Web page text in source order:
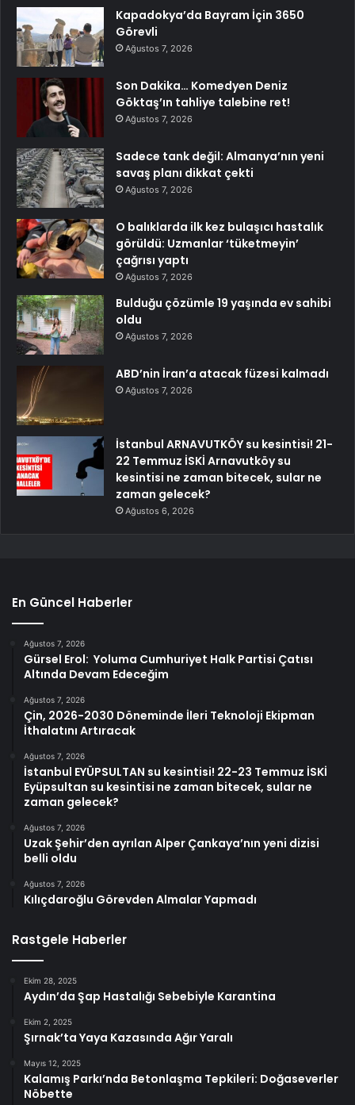
Kapadokya’da Bayram İçin 3650
Görevli
Ağustos 7, 2026
Son Dakika… Komedyen Deniz
Göktaş’ın tahliye talebine ret!
Ağustos 7, 2026
Sadece tank değil: Almanya’nın yeni
savaş planı dikkat çekti
Ağustos 7, 2026
O balıklarda ilk kez bulaşıcı hastalık
görüldü: Uzmanlar ‘tüketmeyin’
çağrısı yaptı
Ağustos 7, 2026
Bulduğu çözümle 19 yaşında ev sahibi
oldu
Ağustos 7, 2026
ABD’nin İran’a atacak füzesi kalmadı
Ağustos 7, 2026
İstanbul ARNAVUTKÖY su kesintisi! 21-
22 Temmuz İSKİ Arnavutköy su
kesintisi ne zaman bitecek, sular ne
zaman gelecek?
Ağustos 6, 2026
En Güncel Haberler
Ağustos 7, 2026
Gürsel Erol: Yoluma Cumhuriyet Halk Partisi Çatısı
Altında Devam Edeceğim
Ağustos 7, 2026
Çin, 2026-2030 Döneminde İleri Teknoloji Ekipman
İthalatını Artıracak
Ağustos 7, 2026
İstanbul EYÜPSULTAN su kesintisi! 22-23 Temmuz İSKİ
Eyüpsultan su kesintisi ne zaman bitecek, sular ne
zaman gelecek?
Ağustos 7, 2026
Uzak Şehir’den ayrılan Alper Çankaya’nın yeni dizisi
belli oldu
Ağustos 7, 2026
Kılıçdaroğlu Görevden Almalar Yapmadı
Rastgele Haberler
Ekim 28, 2025
Aydın’da Şap Hastalığı Sebebiyle Karantina
Ekim 2, 2025
Şırnak’ta Yaya Kazasında Ağır Yaralı
Mayıs 12, 2025
Kalamış Parkı’nda Betonlaşma Tepkileri: Doğaseverler
Nöbette